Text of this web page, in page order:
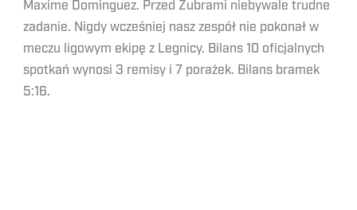
Maxime Dominguez. Przed Żubrami niebywale trudne
zadanie. Nigdy wcześniej nasz zespół nie pokonał w
meczu ligowym ekipę z Legnicy. Bilans 10 oficjalnych
spotkań wynosi 3 remisy i 7 porażek. Bilans bramek
5:16.